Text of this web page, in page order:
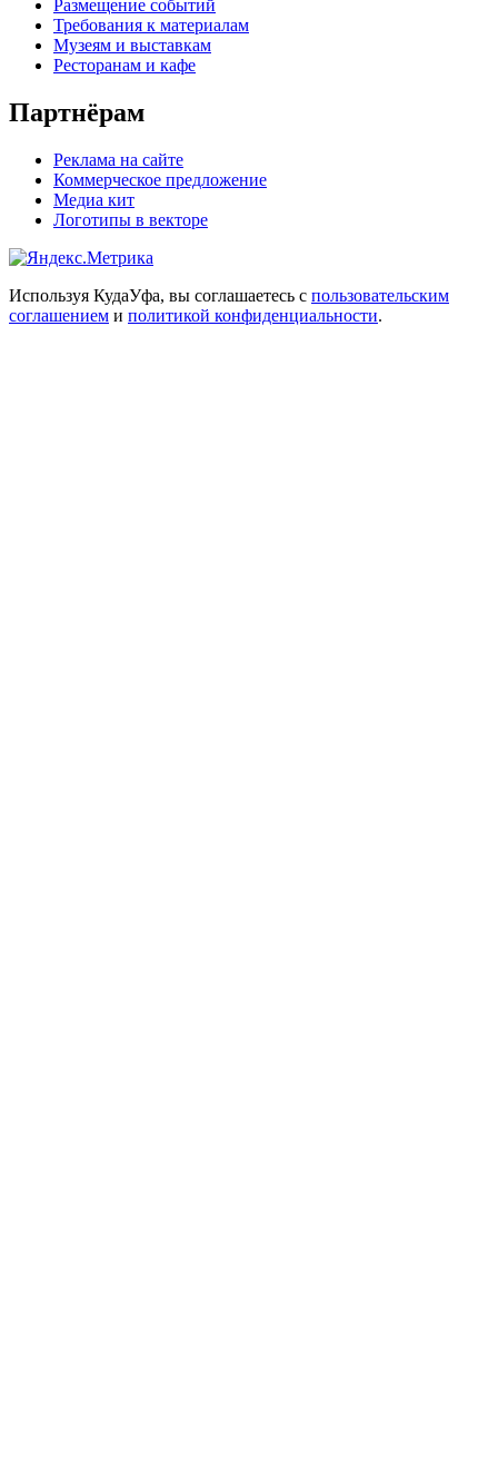
Размещение событий
Требования к материалам
Музеям и выставкам
Ресторанам и кафе
Партнёрам
Реклама на сайте
Коммерческое предложение
Медиа кит
Логотипы в векторе
Используя КудаУфа, вы соглашаетесь с пользовательским
соглашением и политикой конфиденциальности.